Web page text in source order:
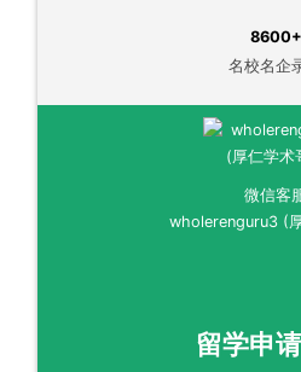
8600+
名校名企
微信客
wholerenguru3 (厚
留学申